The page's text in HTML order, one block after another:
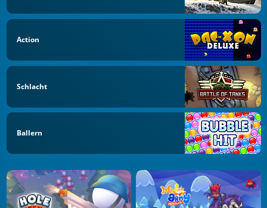
Action
Schlacht
Ballern